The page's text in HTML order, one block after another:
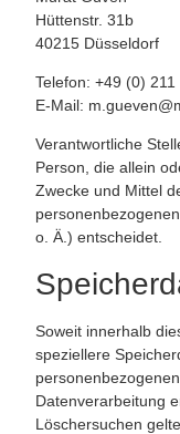
Hüttenstr. 31b
40215 Düsseldorf
Telefon: +49 (0)
E-Mail:
Verantwortliche
Person, die allein
Zwecke und Mittel
o. Ä.) entscheidet.
Soweit innerhalb
speziellere
Datenverarbeitung
Löschersuchen